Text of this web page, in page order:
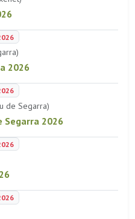
2026
de Segarra)
Segarra 2026